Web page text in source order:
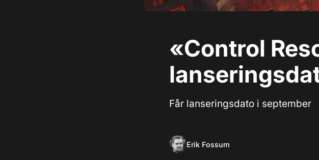
«Control
Får lanseringsdato i september
Erik Fossum